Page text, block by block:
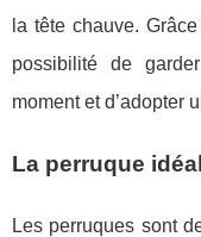
la tête chauve.
possibilité de
moment et d’adopter
La perruque
Les perruques sont